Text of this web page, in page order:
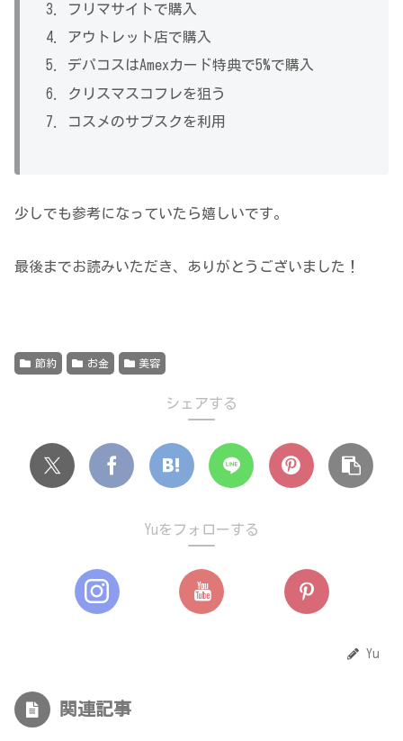
フリマサイトで購入
アウトレット店で購入
デパコスはAmexカード特典で5%で購入
クリスマスコフレを狙う
コスメのサブスクを利用
少しでも参考になっていたら嬉しいです。
最後までお読みいただき、ありがとうございました！
節約 お金 美容
シェアする
Yuをフォローする
Yu
関連記事